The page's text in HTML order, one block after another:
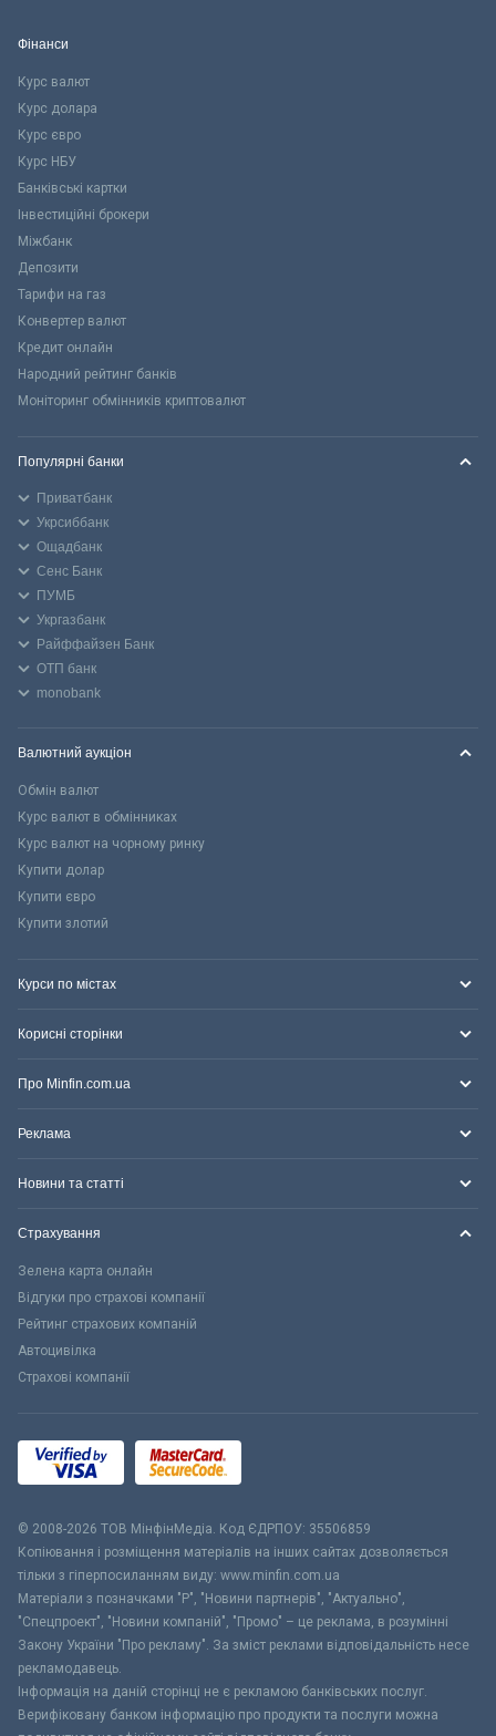
Фінанси
Курс валют
Курс долара
Курс євро
Курс НБУ
Банківські картки
Інвестиційні брокери
Міжбанк
Депозити
Тарифи на газ
Конвертер валют
Кредит онлайн
Народний рейтинг банків
Моніторинг обмінників криптовалют
Популярні банки
Приватбанк
Укрсиббанк
Ощадбанк
Сенс Банк
ПУМБ
Укргазбанк
Райффайзен Банк
ОТП банк
monobank
Валютний аукціон
Обмін валют
Курс валют в обмінниках
Курс валют на чорному ринку
Купити долар
Купити євро
Купити злотий
Курси по містах
Корисні сторінки
Про Minfin.com.ua
Реклама
Новини та статті
Страхування
Зелена карта онлайн
Відгуки про страхові компанії
Рейтинг страхових компаній
Автоцивілка
Страхові компанії
© 2008-2026 ТОВ МiнфiнМедiа. Код ЄДРПОУ: 35506859
Копіювання і розміщення матеріалів на інших сайтах дозволяється
тільки з гіперпосиланням виду: www.minfin.com.ua
Матеріали з позначками "Р", "Новини партнерів", "Актуально",
"Спецпроект", "Новини компаній", "Промо" – це реклама, в розумінні
Закону України "Про рекламу". За зміст реклами відповідальність несе
рекламодавець.
Інформація на даній сторінці не є рекламою банківських послуг.
Верифіковану банком інформацію про продукти та послуги можна